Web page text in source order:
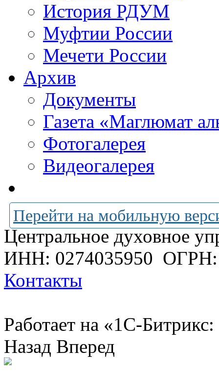
История РДУМ
Муфтии России
Мечети России
Архив
Документы
Газета «Маглюмат
Фотогалерея
Видеогалерея
Перейти на мобильную
Центральное духовное
ИНН: 0274035950 ОГРН:
Контакты
Работает на «1С-
Назад Вперед